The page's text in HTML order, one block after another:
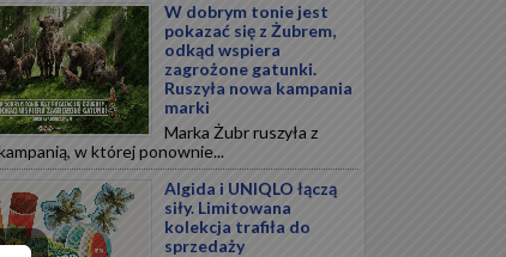
W dobrym tonie jest
pokazać się z Żubrem,
odkąd wspiera
zagrożone gatunki.
Ruszyła nowa kampania
marki
Marka Żubr ruszyła z
w której ponownie...
Algida i UNIQLO łączą
siły. Limitowana
kolekcja trafiła do
sprzedaży